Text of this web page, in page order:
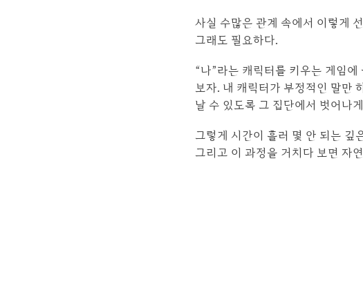
사실 수많은 관계 속에서 이렇게
그래도 필요하다.
“나”라는 캐릭터를 키우는 게임
보자. 내 캐릭터가 부정적인 말만
날 수 있도록 그 집단에서 벗어나
그렇게 시간이 흘러 몇 안 되는 깊
그리고 이 과정을 거치다 보면 자